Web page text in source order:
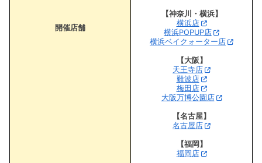
開催店舗
【神奈川・横浜】
横浜店
横浜POPUP店
横浜ベイクォーター店
【大阪】
天王寺店
難波店
梅田店
大阪万博公園店
【名古屋】
名古屋店
【福岡】
福岡店